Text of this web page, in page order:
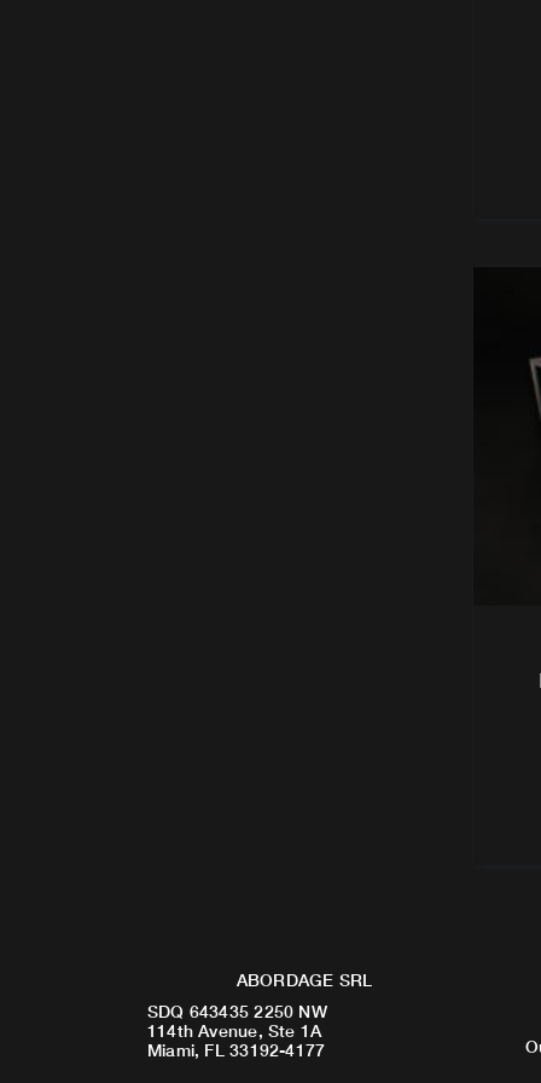
ABORDAGE SRL
SDQ 643435 2250 NW
114th Avenue, Ste 1A
Miami, FL 33192-4177